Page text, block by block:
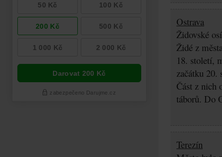
Ostrava
Židovské
Židé z
18. století,
začátku 20.
Část z nich
táborů. Do
Terezín